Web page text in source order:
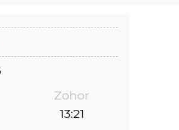
Zohor
13:21